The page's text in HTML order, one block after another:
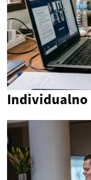
Individualno